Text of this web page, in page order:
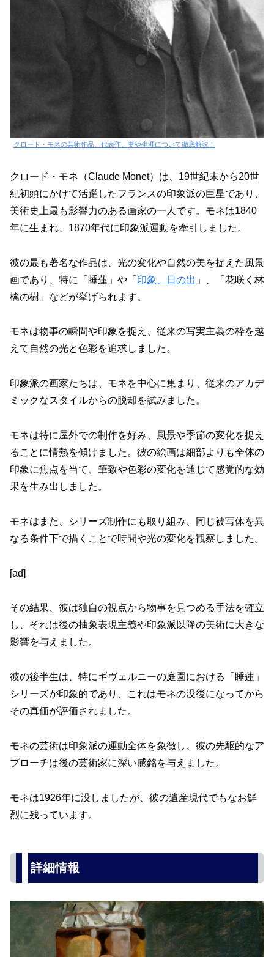
クロード・モネの芸術作品、代表作、妻や生涯について徹底解説！
クロード・モネ（Claude Monet）は、19世紀末から20世
紀初頭にかけて活躍したフランスの印象派の巨星であり、
美術史上最も影響力のある画家の一人です。モネは1840
年に生まれ、1870年代に印象派運動を牽引しました。
彼の最も著名な作品は、光の変化や自然の美を捉えた風景
画であり、特に「睡蓮」や「 印象、日の出 」、「花咲く林
檎の樹」などが挙げられます。
モネは物事の瞬間や印象を捉え、従来の写実主義の枠を越
えて自然の光と色彩を追求しました。
印象派の画家たちは、モネを中心に集まり、従来のアカデ
ミックなスタイルからの脱却を試みました。
モネは特に屋外での制作を好み、風景や季節の変化を捉え
ることに情熱を傾けました。彼の絵画は細部よりも全体の
印象に焦点を当て、筆致や色彩の変化を通じて感覚的な効
果を生み出しました。
モネはまた、シリーズ制作にも取り組み、同じ被写体を異
なる条件下で描くことで時間や光の変化を観察しました。
[ad]
その結果、彼は独自の視点から物事を見つめる手法を確立
し、それは後の抽象表現主義や印象派以降の美術に大きな
影響を与えました。
彼の後半生は、特にギヴェルニーの庭園における「睡蓮」
シリーズが印象的であり、これはモネの没後になってから
その真価が評価されました。
モネの芸術は印象派の運動全体を象徴し、彼の先駆的なア
プローチは後の芸術家に深い感銘を与えました。
モネは1926年に没しましたが、彼の遺産現代でもなお鮮
烈に残っています。
詳細情報